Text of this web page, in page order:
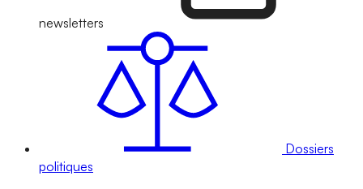
newsletters
Dossiers
politiques